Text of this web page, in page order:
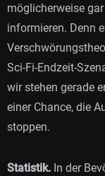
möglicherweise
informieren. Denn
Sci-Fi-Endzeit-
wir stehen gerade
einer Chance, die
stoppen.
Statistik. In der